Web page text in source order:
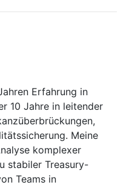
Erfahrung in
10 Jahre in leitender
Meine
komplexer
stabiler Treasury-
Teams in